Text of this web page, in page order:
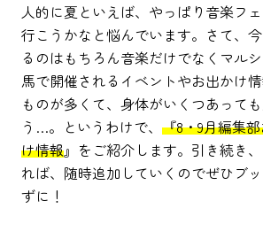
人的に夏といえば、やっぱり音楽フ
行こうかなと悩んでいます。さて、
るのはもちろん音楽だけでなくマル
馬で開催されるイベントやお出かけ
ものが多くて、身体がいくつあって
う…。というわけで、 『8・9月編集
け情報』をご紹介します。引き続き
れば、随時追加していくのでぜひブ
ずに！